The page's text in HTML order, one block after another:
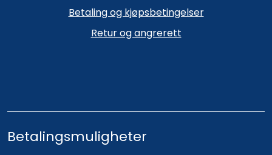
Betalingsmuligheter
Betaling og kjøpsbetingelser
Retur og angrerett